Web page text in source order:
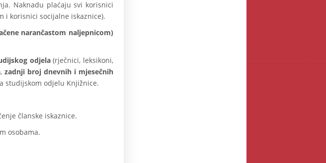
Naknadu plaćaju svi korisnici
i korisnici socijalne iskaznice).
narančastom naljepnicom)
odjela(rječnici, leksikoni,
,zadnji broj dnevnih i mjesečnih
studijskom odjelu Knjižnice.
članske iskaznice.
osobama.